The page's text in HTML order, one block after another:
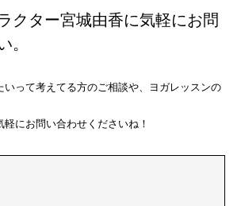
クター宮城由香に気軽にお問
。
いって考えてる方のご相談や、ヨガレッスンの
にお問い合わせくださいね！